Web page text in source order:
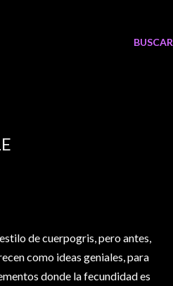
BUSCAR
de cuerpogris, pero antes,
como ideas geniales, para
donde la fecundidad es